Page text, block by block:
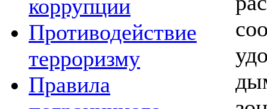
коррупции
Противодействие
терроризму
Правила